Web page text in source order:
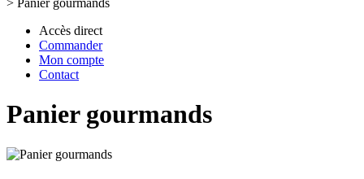
> Panier gourmands
Accès direct
Commander
Mon compte
Contact
Panier gourmands